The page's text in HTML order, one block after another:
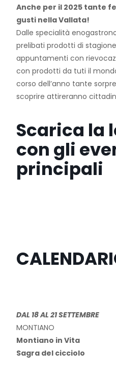
Anche per il 2025 tante
gusti nella Vallata!
Dalle specialità
prelibati prodotti di
appuntamenti con
con prodotti da tuti il
corso dell’anno tante
scoprire attireranno
Scarica la
con gli
principali
DAL 18 AL 21 SETTEMBRE
MONTIANO
Montiano in Vita
Sagra del cicciolo